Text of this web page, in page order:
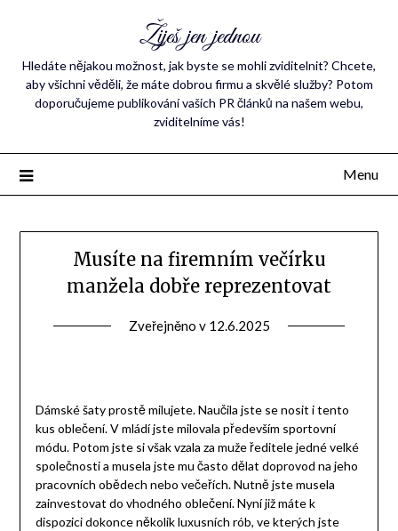
Žiješ jen jednou
Hledáte nějakou možnost, jak byste se mohli zviditelnit? Chcete,
aby všichni věděli, že máte dobrou firmu a skvělé služby? Potom
doporučujeme publikování vašich PR článků na našem webu,
zviditelníme vás!
Menu
Musíte na firemním večírku
manžela dobře reprezentovat
Zveřejněno v 12.6.2025
Dámské šatyprostě milujete. Naučila jste se nosit i tento
kus oblečení. V mládí jste milovala především sportovní
módu. Potom jste si však vzala za muže ředitele jedné velké
společnosti a musela jste mu často dělat doprovod na jeho
pracovních obědech nebo večeřích. Nutně jste musela
zainvestovat do vhodného oblečení. Nyní již máte k
dispozici dokonce několik luxusních rób, ve kterých jste